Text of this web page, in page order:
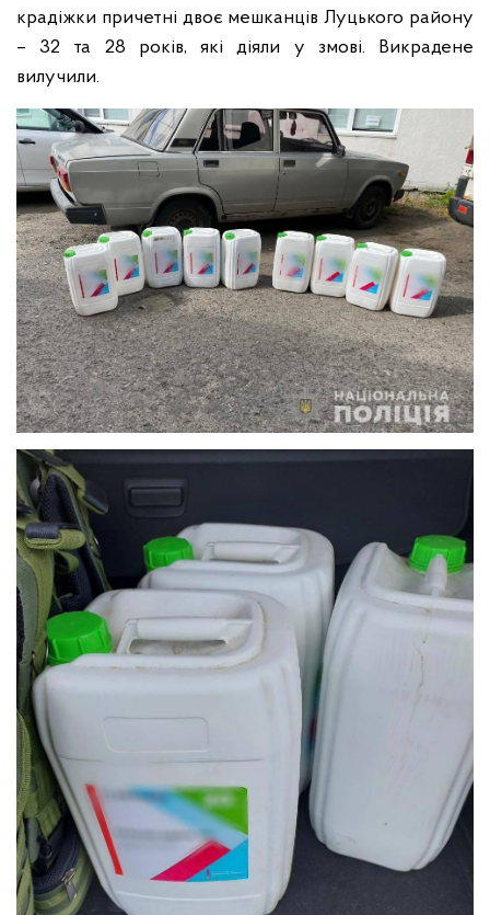
крадіжки причетні двоє мешканців Луцького району
– 32 та 28 років, які діяли у змові. Викрадене
вилучили.